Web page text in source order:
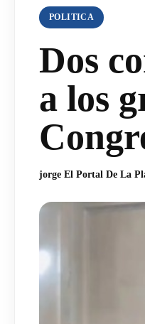
POLITICA
Dos
a los
jorge El Portal De La